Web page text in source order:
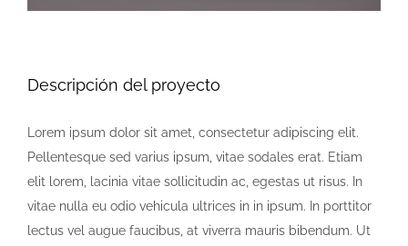
Descripción del proyecto
Lorem ipsum dolor sit amet, consectetur adipiscing elit.
Pellentesque sed varius ipsum, vitae sodales erat. Etiam
elit lorem, lacinia vitae sollicitudin ac, egestas ut risus. In
vitae nulla eu odio vehicula ultrices in in ipsum. In porttitor
lectus vel augue faucibus, at viverra mauris bibendum. Ut